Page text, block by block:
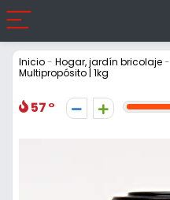
Inicio- Hogar, jardín bricolaje-
Multipropósito | 1kg
57